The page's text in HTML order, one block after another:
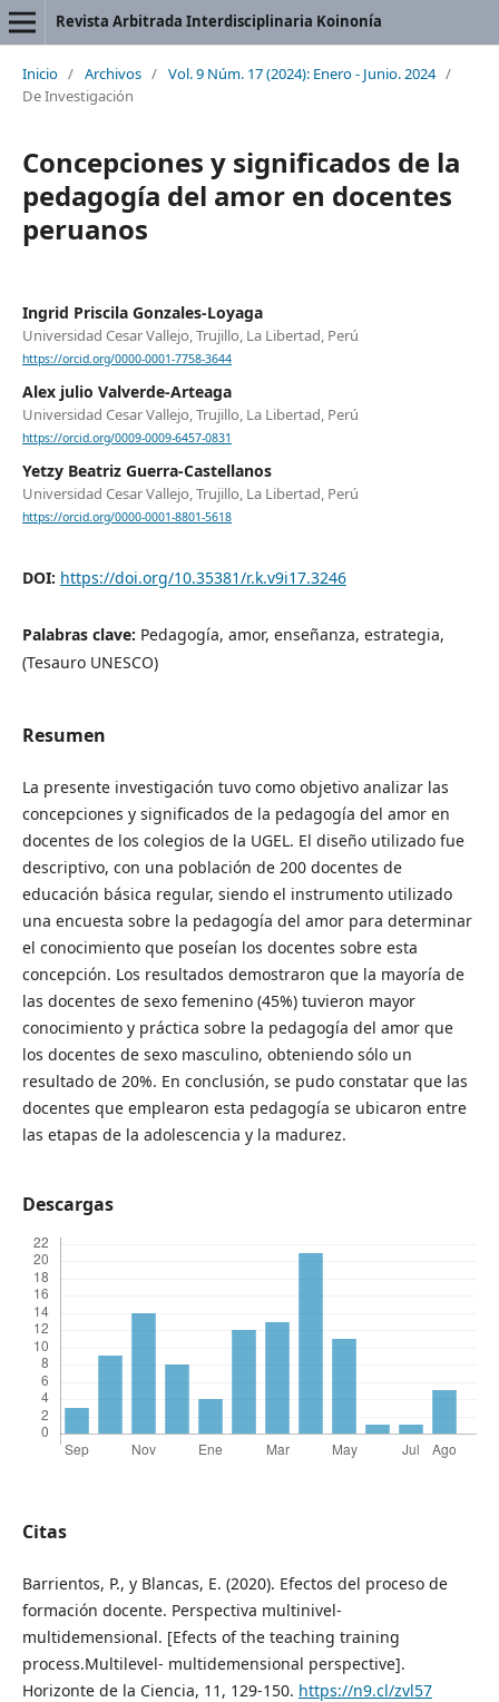
Revista Arbitrada Interdisciplinaria Koinonía
Inicio / Archivos / Vol. 9 Núm. 17 (2024): Enero - Junio. 2024 /
De Investigación
Concepciones y significados de la
pedagogía del amor en docentes
peruanos
Ingrid Priscila Gonzales-Loyaga
Universidad Cesar Vallejo, Trujillo, La Libertad, Perú
https://orcid.org/0000-0001-7758-3644
Alex julio Valverde-Arteaga
Universidad Cesar Vallejo, Trujillo, La Libertad, Perú
https://orcid.org/0009-0009-6457-0831
Yetzy Beatriz Guerra-Castellanos
Universidad Cesar Vallejo, Trujillo, La Libertad, Perú
https://orcid.org/0000-0001-8801-5618
DOI: https://doi.org/10.35381/r.k.v9i17.3246
Palabras clave: Pedagogía, amor, enseñanza, estrategia,
(Tesauro UNESCO)
Resumen
La presente investigación tuvo como objetivo analizar las
concepciones y significados de la pedagogía del amor en
docentes de los colegios de la UGEL. El diseño utilizado fue
descriptivo, con una población de 200 docentes de
educación básica regular, siendo el instrumento utilizado
una encuesta sobre la pedagogía del amor para determinar
el conocimiento que poseían los docentes sobre esta
concepción. Los resultados demostraron que la mayoría de
las docentes de sexo femenino (45%) tuvieron mayor
conocimiento y práctica sobre la pedagogía del amor que
los docentes de sexo masculino, obteniendo sólo un
resultado de 20%. En conclusión, se pudo constatar que las
docentes que emplearon esta pedagogía se ubicaron entre
las etapas de la adolescencia y la madurez.
Descargas
Citas
Barrientos, P., y Blancas, E. (2020). Efectos del proceso de
formación docente. Perspectiva multinivel-
multidemensional. [Efects of the teaching training
process.Multilevel- multidemensional perspective].
Horizonte de la Ciencia, 11, 129-150. https://n9.cl/zvl57